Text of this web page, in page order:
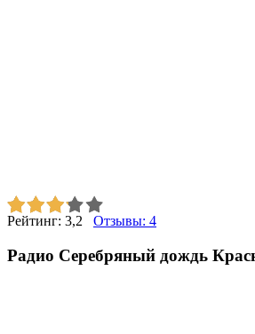
Рейтинг: 3,2 Отзывы: 4
Радио Серебряный дождь